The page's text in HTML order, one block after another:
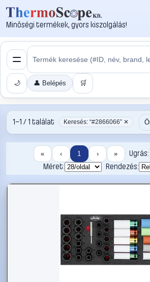
Minőségi termékek, gyors kiszolgálás!
🌙 👤 Belépés 🛒
1–1 / 1 találat Keresés: “#2866066” ✕
« ‹ 1 › »
Ugrás:
Méret:
Rendezés: